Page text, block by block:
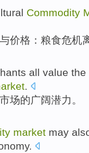
Commodity
与价格： 粮食危机
all value the
.
市场的广阔潜力 。
market may
.